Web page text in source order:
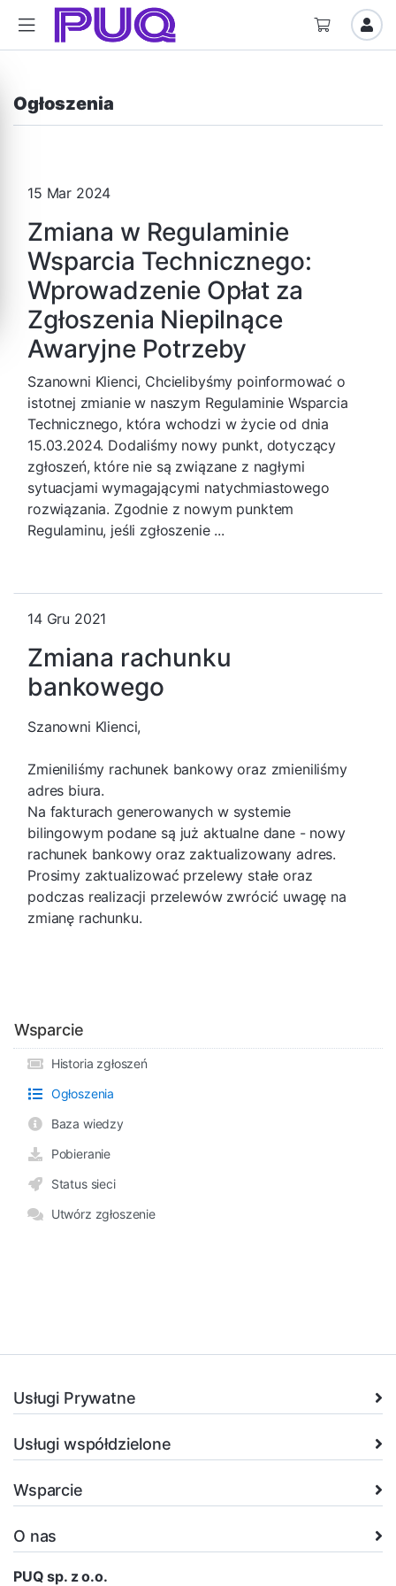
Ogłoszenia
15 Mar 2024
Zmiana w Regulaminie
Wsparcia Technicznego:
Wprowadzenie Opłat za
Zgłoszenia Niepilnące
Awaryjne Potrzeby
Szanowni Klienci, Chcielibyśmy poinformować o
istotnej zmianie w naszym Regulaminie Wsparcia
Technicznego, która wchodzi w życie od dnia
15.03.2024. Dodaliśmy nowy punkt, dotyczący
zgłoszeń, które nie są związane z nagłymi
sytuacjami wymagającymi natychmiastowego
rozwiązania. Zgodnie z nowym punktem
Regulaminu, jeśli zgłoszenie ...
14 Gru 2021
Zmiana rachunku
bankowego
Szanowni Klienci,
Zmieniliśmy rachunek bankowy oraz zmieniliśmy
adres biura.
Na fakturach generowanych w systemie
bilingowym podane są już aktualne dane - nowy
rachunek bankowy oraz zaktualizowany adres.
Prosimy zaktualizować przelewy stałe oraz
podczas realizacji przelewów zwrócić uwagę na
zmianę rachunku.
Wsparcie
Historia zgłoszeń
Ogłoszenia
Baza wiedzy
Pobieranie
Status sieci
Utwórz zgłoszenie
Usługi Prywatne
Usługi współdzielone
Wsparcie
O nas
PUQ sp. z o.o.